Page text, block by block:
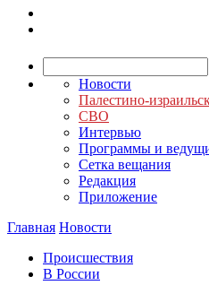
Новости
Палестино-
СВО
Интервью
Программы и
Сетка вещания
Редакция
Приложение
Главная Новости
Происшествия
В России